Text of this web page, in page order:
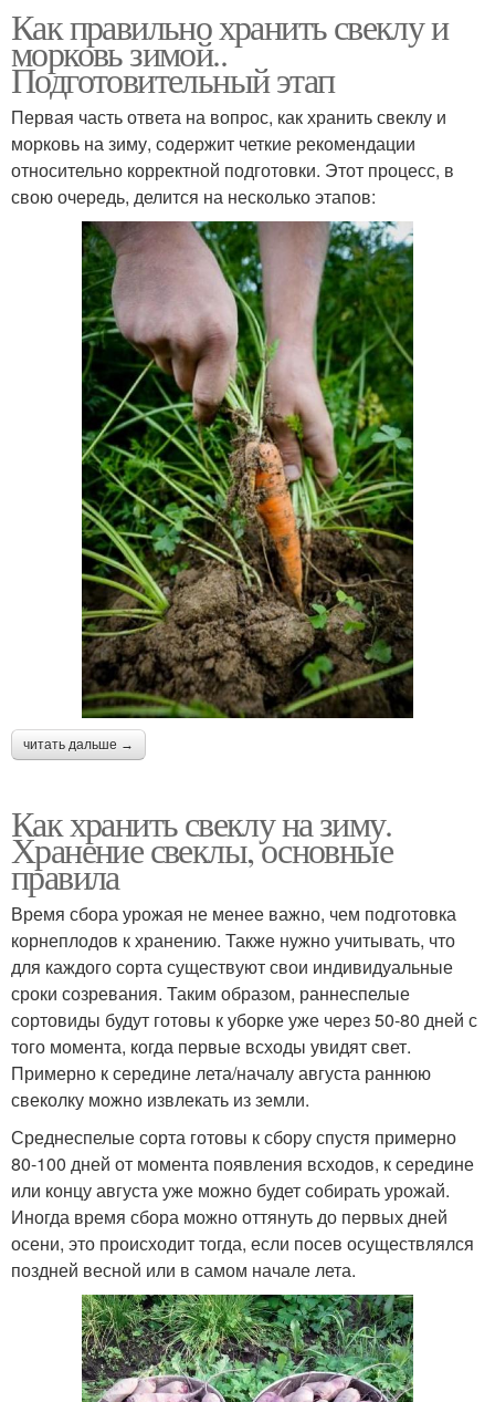
Как правильно хранить свеклу и
морковь зимой..
Подготовительный этап
Первая часть ответа на вопрос, как хранить свеклу и
морковь на зиму, содержит четкие рекомендации
относительно корректной подготовки. Этот процесс, в
свою очередь, делится на несколько этапов:
читать дальше →
Как хранить свеклу на зиму.
Хранение свеклы, основные
правила
Время сбора урожая не менее важно, чем подготовка
корнеплодов к хранению. Также нужно учитывать, что
для каждого сорта существуют свои индивидуальные
сроки созревания. Таким образом, раннеспелые
сортовиды будут готовы к уборке уже через 50-80 дней с
того момента, когда первые всходы увидят свет.
Примерно к середине лета/началу августа раннюю
свеколку можно извлекать из земли.
Среднеспелые сорта готовы к сбору спустя примерно
80-100 дней от момента появления всходов, к середине
или концу августа уже можно будет собирать урожай.
Иногда время сбора можно оттянуть до первых дней
осени, это происходит тогда, если посев осуществлялся
поздней весной или в самом начале лета.